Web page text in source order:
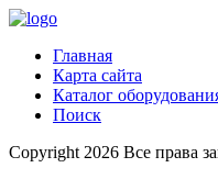
Главная
Карта сайта
Каталог
Поиск
Copyright 2026 Все права